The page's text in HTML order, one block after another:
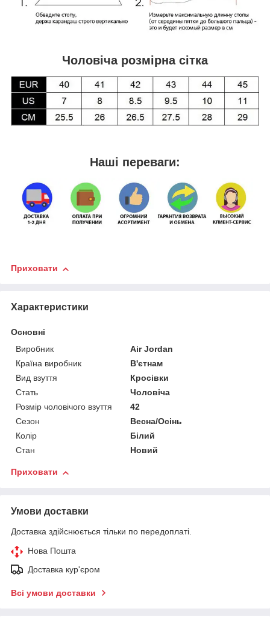
Чоловіча розмірна сітка
Наші переваги:
Приховати
Характеристики
Основні
Виробник
Air Jordan
Країна виробник
В'єтнам
Вид взуття
Кросівки
Стать
Чоловіча
Розмір чоловічого взуття
42
Сезон
Весна/Осінь
Колір
Білий
Стан
Новий
Приховати
Умови доставки
Доставка здійснюється тільки по передоплаті.
Нова Пошта
Доставка кур'єром
Всі умови доставки